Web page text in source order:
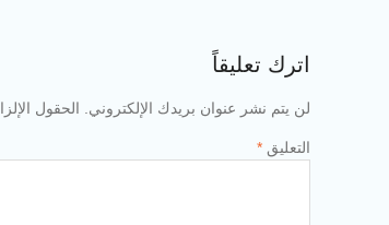
اترك تعليقاً
لن يتم نشر عنوان بريدك الإلكتروني. الحقول
التعليق *